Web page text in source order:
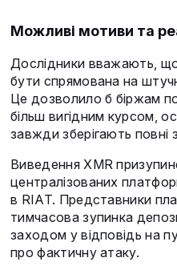
Можливі мотиви та
Дослідники вважають,
бути спрямована на
Це дозволило б біржам
більш вигідним курсом,
завжди зберігають повні
Виведення XMR
централізованих
в RIAT. Представники
тимчасова зупинка
заходом у відповідь на
про фактичну атаку.